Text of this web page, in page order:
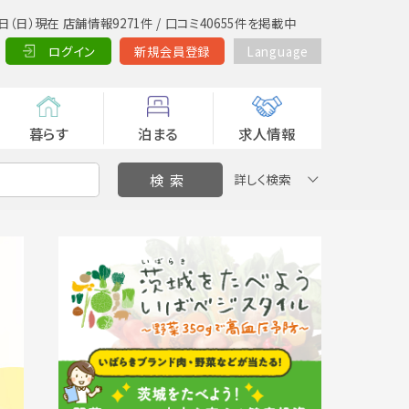
（日）現在 店舗情報9271件 / 口コミ40655件を掲載中
ログイン
新規会員登録 Language
暮らす 泊まる 求人情報
詳しく検索